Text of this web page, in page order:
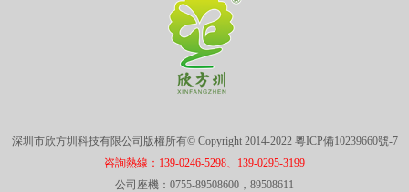
深圳市欣方圳科技有限公司版權所有© Copyright 2014-2022 粵ICP備10239660號-7
咨詢熱線：139-0246-5298、139-0295-3199
公司座機：0755-89508600，89508611